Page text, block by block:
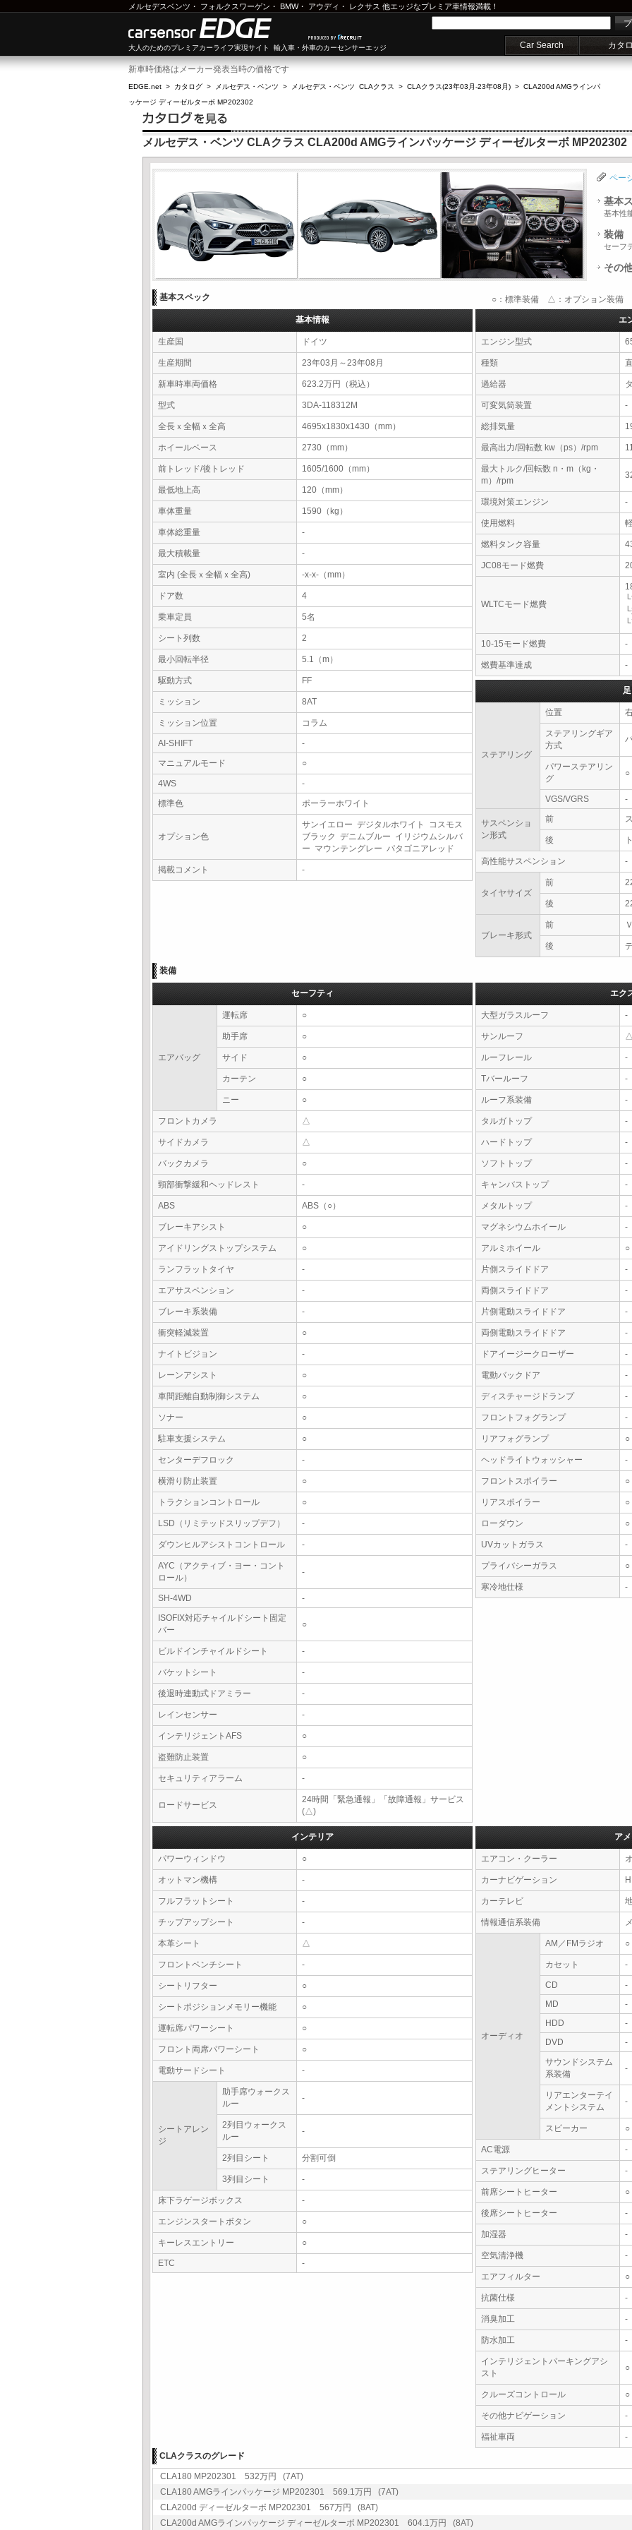
メルセデスベンツ ・ フォルクスワーゲン ・ BMW・ アウディ ・ レクサス 他エッジなプレミア車情報満載！
大人のためのプレミアカーライフ実現サイト 輸入車・外車のカーセンサーエッジ Car Search カタ
新車時価格はメーカー発表当時の価格です
EDGE.net > カタログ > メルセデス・ベンツ > メルセデス・ベンツ CLAクラス > CLAクラス(23年03月-23年08月) > CLA200d AMGラインパ
ッケージ ディーゼルターボ MP202302
メルセデス・ベンツ CLAクラス CLA200d AMGラインパッケージ ディーゼルターボ MP202302
ペー
基本
基本性
装備
セーフ
その
基本スペック ○：標準装備 △：オプション装備 -
基本情報
生産国 ドイツ
生産期間 23年03月～23年08月
新車時車両価格 623.2万円（税込）
型式 3DA-118312M
全長ｘ全幅ｘ全高 4695x1830x1430（mm）
ホイールベース 2730（mm）
前トレッド/後トレッド 1605/1600（mm）
最低地上高 120（mm）
車体重量 1590（kg）
車体総重量 -
最大積載量 -
室内 (全長ｘ全幅ｘ全高) -x-x-（mm）
ドア数 4
乗車定員 5名
シート列数 2
最小回転半径 5.1（m）
駆動方式 FF
ミッション 8AT
ミッション位置 コラム
AI-SHIFT
-
マニュアルモード
○
4WS
-
標準色
ポーラーホワイト
オプション色
サンイエロー デジタルホワイト コスモス
ブラック デニムブルー イリジウムシルバ
ー マウンテングレー パタゴニアレッド
掲載コメント -
エ
エンジン型式
種類
過給器
可変気筒装置 -
総排気量
最高出力/回転数 kw（ps）/rpm
最大トルク/回転数 n・m（kg・
m）/rpm
環境対策エンジン -
使用燃料
燃料タンク容量
JC08モード燃費
WLTCモード燃費
10-15モード燃費 -
燃費基準達成 -
ステアリング
位置
ステアリングギア
方式
パワーステアリン
グ
○
VGS/VGRS -
サスペンショ
ン形式
前
後
高性能サスペンション -
タイヤサイズ
前
後
ブレーキ形式
前
後
装備
セーフティ
エアバッグ
運転席 ○
助手席 ○
サイド ○
カーテン ○
ニー ○
フロントカメラ △
サイドカメラ △
バックカメラ ○
頸部衝撃緩和ヘッドレスト -
ABS ABS（○）
ブレーキアシスト ○
アイドリングストップシステム ○
ランフラットタイヤ -
エアサスペンション -
ブレーキ系装備 -
衝突軽減装置 ○
ナイトビジョン -
レーンアシスト ○
車間距離自動制御システム ○
ソナー ○
駐車支援システム ○
センターデフロック -
横滑り防止装置 ○
トラクションコントロール ○
LSD（リミテッドスリップデフ） -
ダウンヒルアシストコントロール -
AYC（アクティブ・ヨー・コント
ロール）
-
SH-4WD
-
ISOFIX対応チャイルドシート固定
バー
○
ビルドインチャイルドシート -
バケットシート -
後退時連動式ドアミラー -
レインセンサー -
インテリジェントAFS ○
盗難防止装置 ○
セキュリティアラーム -
ロードサービス
24時間「緊急通報」「故障通報」サービス
(△)
エク
大型ガラスルーフ -
サンルーフ △
ルーフレール -
Tバールーフ -
ルーフ系装備 -
タルガトップ -
ハードトップ -
ソフトトップ -
キャンバストップ -
メタルトップ -
マグネシウムホイール -
アルミホイール ○
片側スライドドア -
両側スライドドア -
片側電動スライドドア -
両側電動スライドドア -
ドアイージークローザー -
電動バックドア -
ディスチャージドランプ -
フロントフォグランプ -
リアフォグランプ ○
ヘッドライトウォッシャー -
フロントスポイラー ○
リアスポイラー ○
ローダウン ○
UVカットガラス -
プライバシーガラス ○
寒冷地仕様 -
インテリア
パワーウィンドウ ○
オットマン機構 -
フルフラットシート -
チップアップシート -
本革シート △
フロントベンチシート -
シートリフター ○
シートポジションメモリー機能 ○
運転席パワーシート ○
フロント両席パワーシート ○
電動サードシート -
シートアレン
ジ
助手席ウォークス
ルー
-
2列目ウォークス
ルー
-
2列目シート 分割可倒
3列目シート -
床下ラゲージボックス -
エンジンスタートボタン ○
キーレスエントリー ○
ETC -
ア
エアコン・クーラー
カーナビゲーション
カーテレビ
情報通信系装備
オーディオ
AM／FMラジオ ○
カセット -
CD
-
MD
-
HDD
-
DVD
-
サウンドシステム
系装備
-
リアエンターテイ
メントシステム
-
スピーカー ○
AC電源 -
ステアリングヒーター -
前席シートヒーター ○
後席シートヒーター -
加湿器 -
空気清浄機 -
エアフィルター ○
抗菌仕様 -
消臭加工 -
防水加工 -
インテリジェントパーキングアシ
スト
○
クルーズコントロール ○
その他ナビゲーション -
福祉車両
-
CLAクラスのグレード
CLA180 MP202301 532万円 (7AT)
CLA180 AMGラインパッケージ MP202301 569.1万円 (7AT)
CLA200d ディーゼルターボ MP202301 567万円 (8AT)
CLA200d AMGラインパッケージ ディーゼルターボ MP202301 604.1万円 (8AT)